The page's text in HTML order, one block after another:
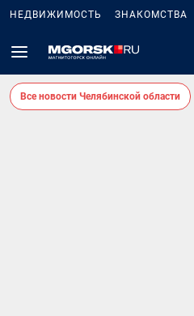
НЕДВИЖИМОСТЬ ЗНАКОМСТВА
Все новости Челябинской области